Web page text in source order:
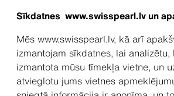
Sīkdatnes www.swisspearl.lv un
Mēs www.swisspearl.lv, kā arī
izmantojam sīkdatnes, lai
izmantota mūsu tīmekļa vietne, un
atvieglotu jums vietnes